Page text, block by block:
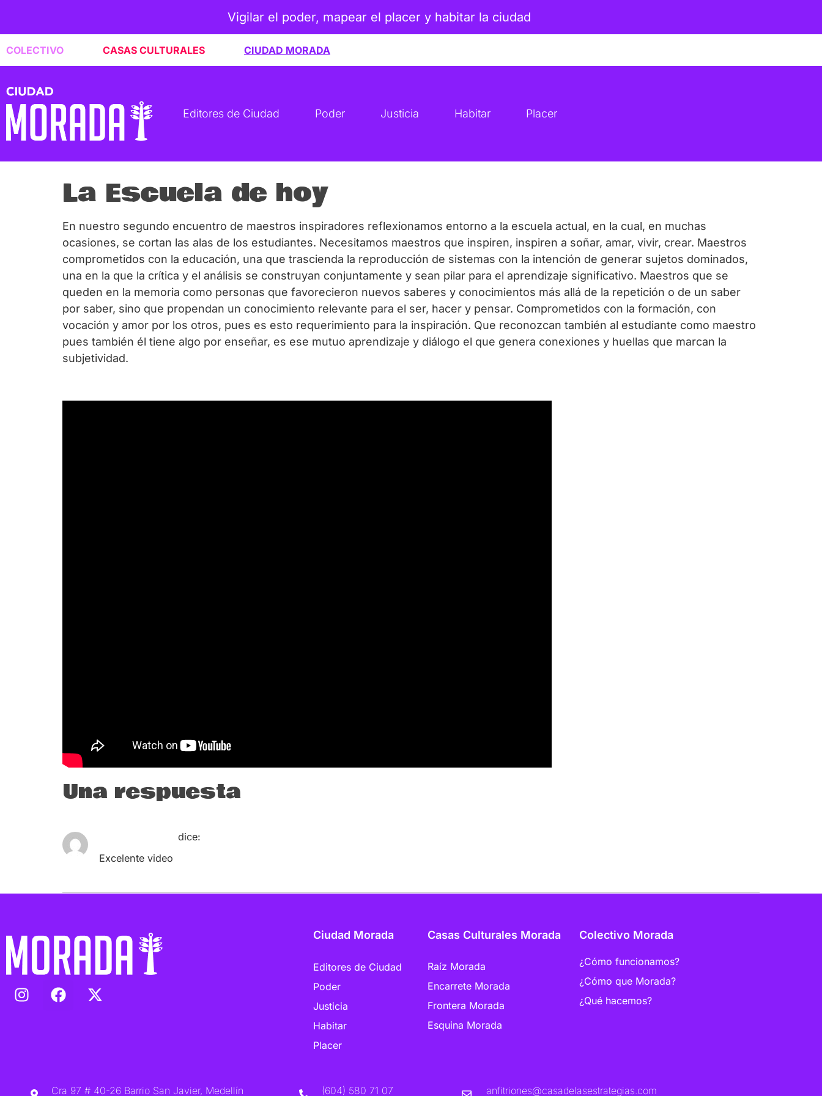
Vigilar el poder, mapear el placer y habitar la ciudad
COLECTIVO CASAS CULTURALES CIUDAD MORADA
Editores de Ciudad Poder Justicia Habitar Placer
La Escuela de hoy
En nuestro segundo encuentro de maestros inspiradores reflexionamos entorno a la escuela actual, en la cual, en muchas
ocasiones, se cortan las alas de los estudiantes. Necesitamos maestros que inspiren, inspiren a soñar, amar, vivir, crear. Maestros
comprometidos con la educación, una que trascienda la reproducción de sistemas con la intención de generar sujetos dominados,
una en la que la crítica y el análisis se construyan conjuntamente y sean pilar para el aprendizaje significativo. Maestros que se
queden en la memoria como personas que favorecieron nuevos saberes y conocimientos más allá de la repetición o de un saber
por saber, sino que propendan un conocimiento relevante para el ser, hacer y pensar. Comprometidos con la formación, con
vocación y amor por los otros, pues es esto requerimiento para la inspiración. Que reconozcan también al estudiante como maestro
pues también él tiene algo por enseñar, es ese mutuo aprendizaje y diálogo el que genera conexiones y huellas que marcan la
subjetividad.
Una respuesta
dice:
Excelente video
Ciudad Morada
Editores de Ciudad
Poder
Justicia
Habitar
Placer
Casas Culturales Morada
Raíz Morada
Encarrete Morada
Frontera Morada
Esquina Morada
Colectivo Morada
¿Cómo funcionamos?
¿Cómo que Morada?
¿Qué hacemos?
Cra 97 # 40-26 Barrio San Javier, Medellín (604) 580 71 07 anfitriones@casadelasestrategias.com